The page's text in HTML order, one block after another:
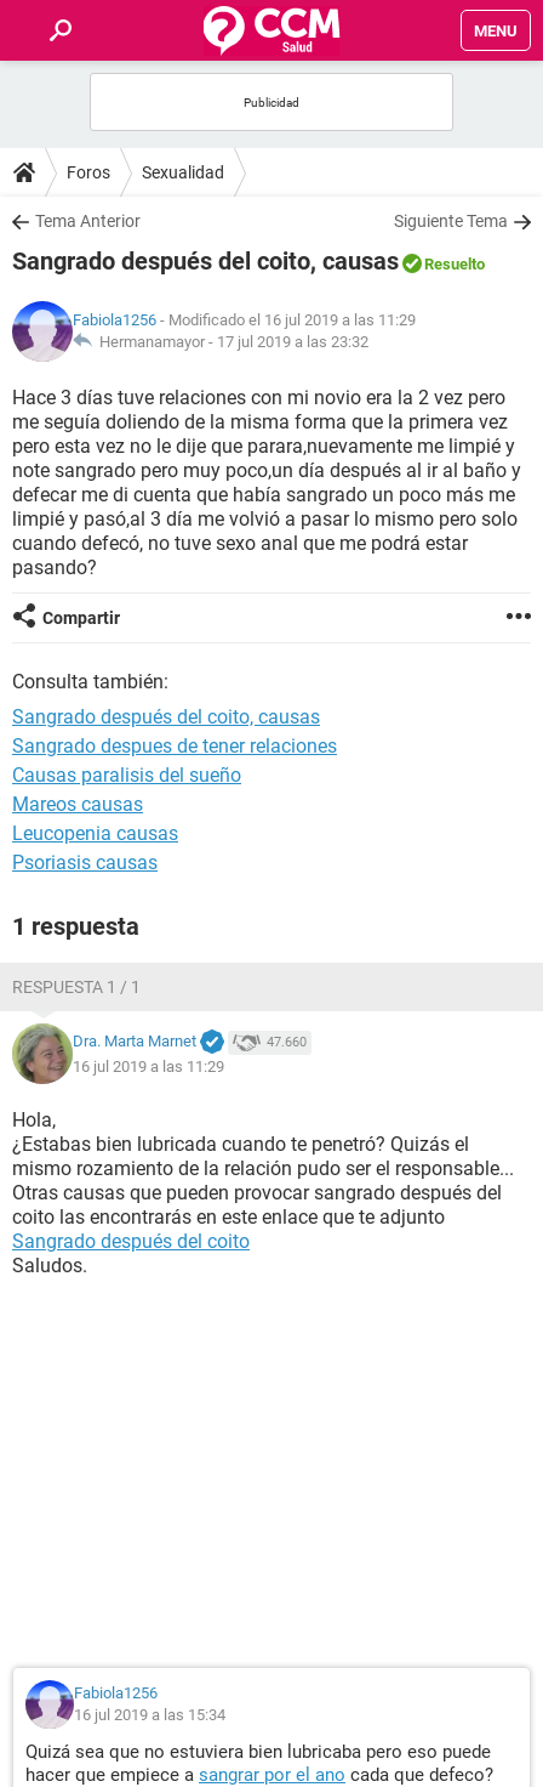
MENU
FOROS
SALUD
FAMILIA
NUTRICIÓN
BIENESTAR
SEXUALIDAD
GLOSARIO
Foros Sexualidad
Tema Anterior Siguiente Tema
Sangrado después del coito, causas Resuelto
Fabiola1256 - Modificado el 16 jul 2019 a las 11:29
Hermanamayor - 17 jul 2019 a las 23:32
Hace 3 días tuve relaciones con mi novio era la 2 vez pero
me seguía doliendo de la misma forma que la primera vez
pero esta vez no le dije que parara,nuevamente me limpié y
note sangrado pero muy poco,un día después al ir al baño y
defecar me di cuenta que había sangrado un poco más me
limpié y pasó,al 3 día me volvió a pasar lo mismo pero solo
cuando defecó, no tuve sexo anal que me podrá estar
pasando?
Compartir
Consulta también:
Sangrado después del coito, causas
Sangrado despues de tener relaciones
Causas paralisis del sueño
Mareos causas
Leucopenia causas
Psoriasis causas
1 respuesta
RESPUESTA 1 / 1
Dra. Marta Marnet 47.660
16 jul 2019 a las 11:29
Hola,
¿Estabas bien lubricada cuando te penetró? Quizás el
mismo rozamiento de la relación pudo ser el responsable...
Otras causas que pueden provocar sangrado después del
coito las encontrarás en este enlace que te adjunto
Sangrado después del coito
Saludos.
Fabiola1256
16 jul 2019 a las 15:34
Quizá sea que no estuviera bien lubricaba pero eso puede
hacer que empiece a sangrar por el ano cada que defeco?